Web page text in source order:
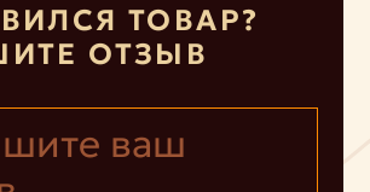
ТОВАР?
ОТЗЫВ